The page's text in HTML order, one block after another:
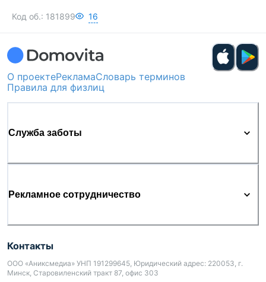
Код об.: 181899 16
О проектеРекламаСловарь терминов
Правила для физлиц
Служба заботы
Рекламное сотрудничество
Контакты
ООО «Аниксмедиа» УНП 191299645, Юридический адрес: 220053, г.
Минск, Старовиленский тракт 87, офис 303